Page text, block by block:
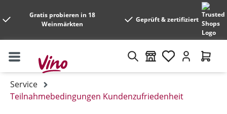
Gratis probieren in 18
Weinmärkten
Geprüft & zertifiziert
Service
Teilnahmebedingungen Kundenzufriedenheit